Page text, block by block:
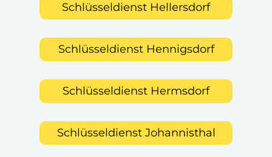
Schlüsseldienst Hellersdorf
Schlüsseldienst Hennigsdorf
Schlüsseldienst Hermsdorf
Schlüsseldienst Johannisthal